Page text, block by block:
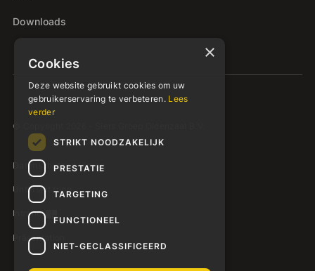
Downloads
© Copyright 2026 - Siers Groep Oldenzaal B.V.
Datenschutzerklärung
Unterstützung
Intranet
Präsentation
×
Cookies
Deze website gebruikt cookies om uw
gebruikerservaring te verbeteren. Lees
verder
STRIKT NOODZAKELIJK
PRESTATIE
TARGETING
FUNCTIONEEL
NIET-GECLASSIFICEERD